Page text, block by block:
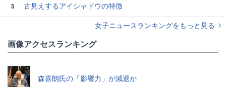
5
古見えするアイシャドウの特徴
女子ニュースランキングをもっと見る
画像アクセスランキング
森喜朗氏の「影響力」が減退か